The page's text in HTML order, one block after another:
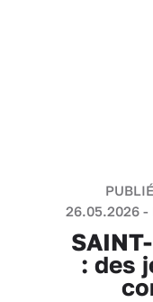
26.05.2026 -
: des